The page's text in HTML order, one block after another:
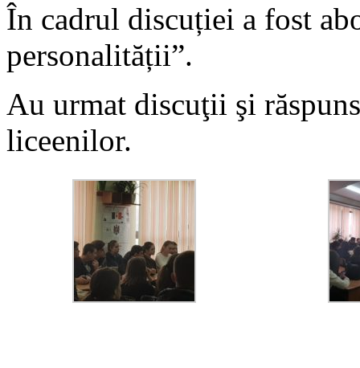
În cadrul discuției a fost
personalității”.
Au urmat discuţii şi
liceenilor.